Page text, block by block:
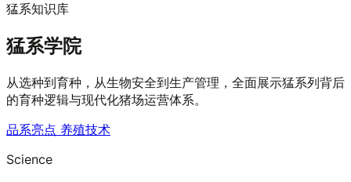
猛系知识库
猛系学院
从选种到育种，从生物安全到生产管理，全面展示猛系列背后
的育种逻辑与现代化猪场运营体系。
品系亮点 养殖技术
Science